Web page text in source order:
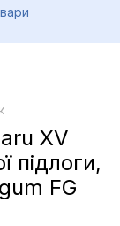
XV
підлоги,
FG